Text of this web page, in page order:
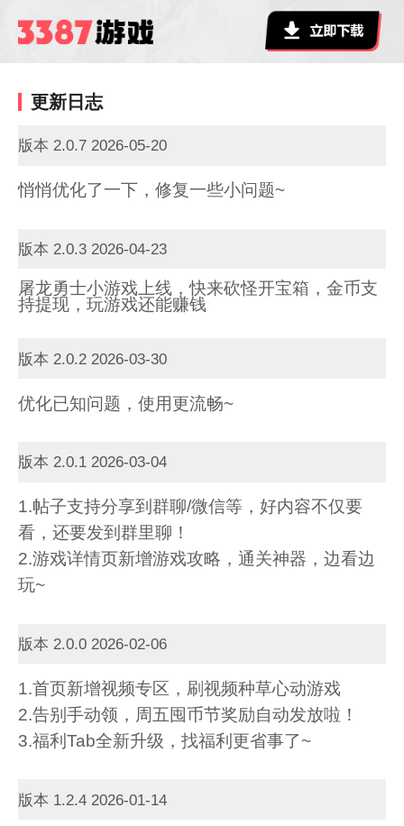
更新日志
版本 2.0.7 2026-05-20
悄悄优化了一下，修复一些小问题~
版本 2.0.3 2026-04-23
屠龙勇士小游戏上线，快来砍怪开宝箱，金币支
持提现，玩游戏还能赚钱
版本 2.0.2 2026-03-30
优化已知问题，使用更流畅~
版本 2.0.1 2026-03-04
1.帖子支持分享到群聊/微信等，好内容不仅要
看，还要发到群里聊！
2.游戏详情页新增游戏攻略，通关神器，边看边
玩~
版本 2.0.0 2026-02-06
1.首页新增视频专区，刷视频种草心动游戏
2.告别手动领，周五囤币节奖励自动发放啦！
3.福利Tab全新升级，找福利更省事了~
版本 1.2.4 2026-01-14